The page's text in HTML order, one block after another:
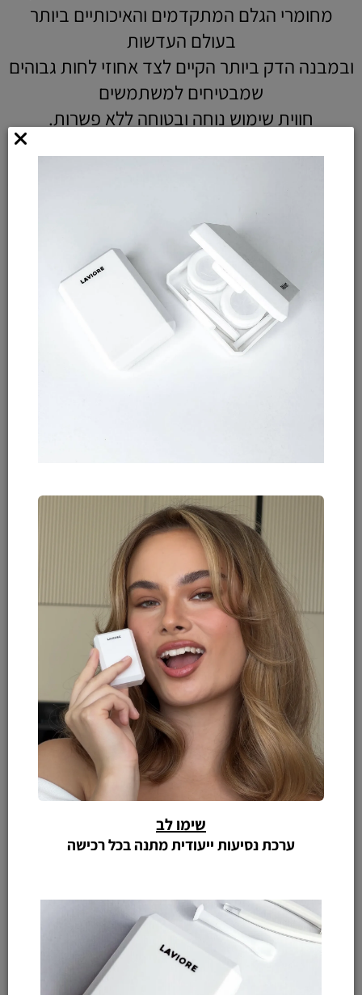
מחומרי הגלם המתקדמים והאיכותיים ביותר
בעולם העדשות
ובמבנה הדק ביותר הקיים לצד אחוזי לחות גבוהים
שמבטיחים למשתמשים
חווית שימוש נוחה ובטוחה ללא פשרות.
החל מדבש עדין ועד תכלת בהיר כדי שנוכל
להגשים את חלום העיניים הבהירות לכל קהל
לקוחותינו ובכל צבע שחלמו עליו.
כמו כן,
כל המוצרים המשווקים ע"י החברה
אנו מחוייבים תמיד להמשיך ליזום, להוביל, לחדש
ולשווק עבור כל קהל לקוחותינו
את האיכות הגבוהה ביותר הקיימת לצד שירות
אדיב וחם.
מזמינים אתכם להצטרף למשפחת לאביור,
לבקר ולשמור איתנו על קשר.
שימו לב
ערכת נסיעות ייעודית מתנה בכל רכישה